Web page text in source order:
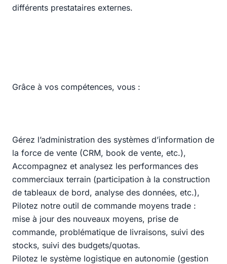
différents prestataires externes.
Grâce à vos compétences, vous :
Gérez l’administration des systèmes d’information de
la force de vente (CRM, book de vente, etc.),
Accompagnez et analysez les performances des
commerciaux terrain (participation à la construction
de tableaux de bord, analyse des données, etc.),
Pilotez notre outil de commande moyens trade :
mise à jour des nouveaux moyens, prise de
commande, problématique de livraisons, suivi des
stocks, suivi des budgets/quotas.
Pilotez le système logistique en autonomie (gestion